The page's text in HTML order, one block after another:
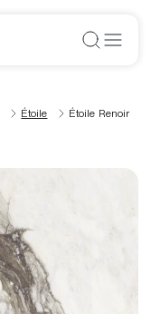
Étoile Étoile Renoir